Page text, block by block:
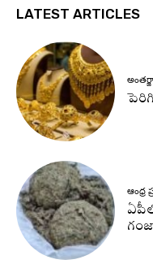
LATEST ARTICLES
ఆంధ్ర